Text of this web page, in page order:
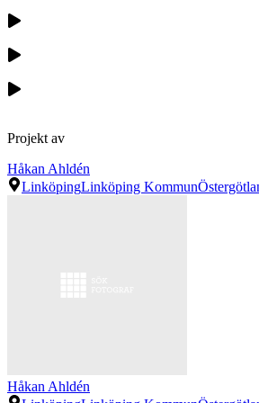
Projekt av
Håkan Ahldén
LinköpingLinköping Kommun
Håkan Ahldén